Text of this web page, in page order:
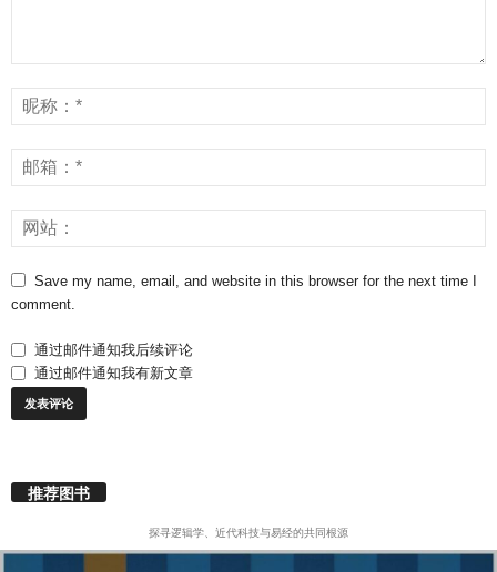
Save my name, email, and website in this browser for the next time I
comment.
通过邮件通知我后续评论
通过邮件通知我有新文章
推荐图书
探寻逻辑学、近代科技与易经的共同根源